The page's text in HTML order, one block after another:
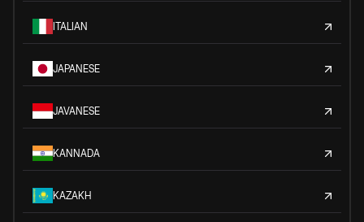
ITALIAN
JAPANESE
JAVANESE
KANNADA
KAZAKH